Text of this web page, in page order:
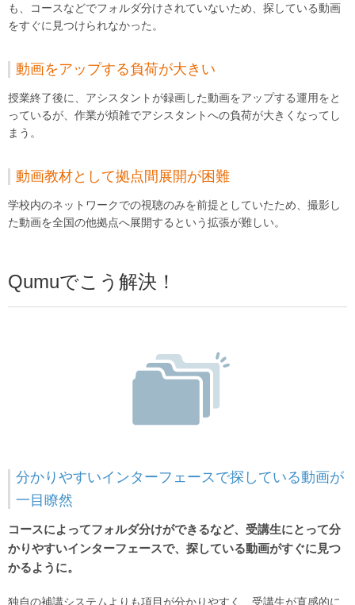
も、コースなどでフォルダ分けされていないため、探している動画
をすぐに見つけられなかった。
動画をアップする負荷が大きい
授業終了後に、アシスタントが録画した動画をアップする運用をと
っているが、作業が煩雑でアシスタントへの負荷が大きくなってし
まう。
動画教材として拠点間展開が困難
学校内のネットワークでの視聴のみを前提としていたため、撮影し
た動画を全国の他拠点へ展開するという拡張が難しい。
Qumuでこう解決！
分かりやすいインターフェースで探している動画が
一目瞭然
コースによってフォルダ分けができるなど、受講生にとって分
かりやすいインターフェースで、探している動画がすぐに見つ
かるように。
独自の補講システムよりも項目が分かりやすく、受講生が直感的に